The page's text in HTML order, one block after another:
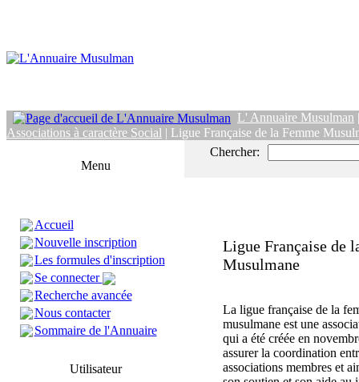
L' Annuaire Musulman
Associations à caractère Social | Ligue Française de la Femme
Menu
Accueil
Nouvelle inscription
Les formules d'inscription
Se connecter
Recherche avancée
Nous contacter
Sommaire de l'Annuaire
Utilisateur
Chercher:
Ligue Française de
Musulmane
La ligue française de la
musulmane est une
qui a été créée en
assurer la coordination
associations membres et